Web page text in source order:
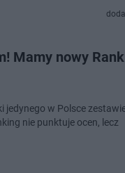
Mamy nowy
jedynego w Polsce
nie punktuje ocen, lecz